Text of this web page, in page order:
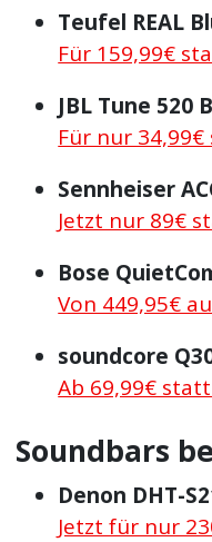
Teufel REAL
Für 159,99€
JBL Tune 520
Für nur
Sennheiser
Jetzt nur 89€
Bose
Von 449,95€
soundcore
Ab 69,99€
Soundbars
Denon DHT-
Jetzt für nur